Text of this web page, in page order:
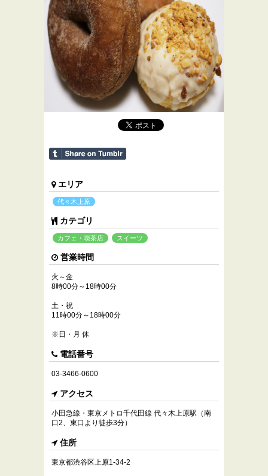
エリア
代々木上原
カテゴリ
カフェ・喫茶店 スイーツ
営業時間
火～金
8時00分～18時00分
土・祝
11時00分～18時00分
※日・月 休
電話番号
03-3466-0600
アクセス
小田急線・東京メトロ千代田線 代々木上原駅（南
口2、東口より徒歩3分）
住所
東京都渋谷区上原1-34-2